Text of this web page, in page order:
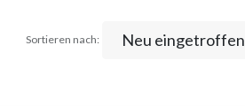
Sortieren nach: Neu eingetroffen